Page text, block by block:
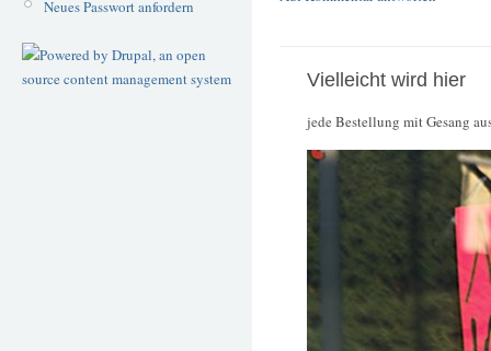
Neues Passwort anfordern
Vielleicht wird hier
jede Bestellung mit Gesang